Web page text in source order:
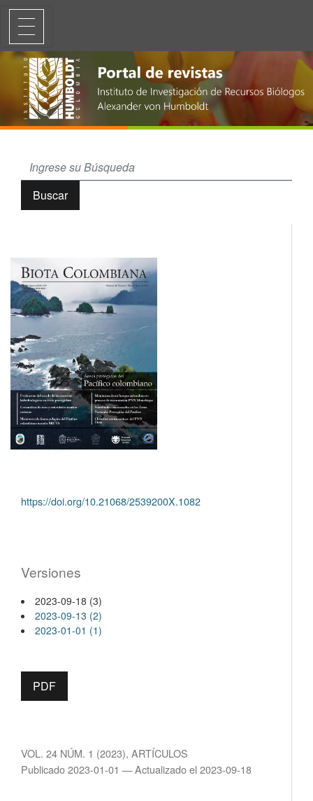
Geo-análisis de usos y actividades marino-costeras en dos
Buscar
https://doi.org/10.21068/2539200X.1082
VOL. 24 NÚM. 1 (2023), ARTÍCULOS
Publicado 2023-01-01 — Actualizado el 2023-09-18
Versiones
2023-09-18 (3)
2023-09-13 (2)
2023-01-01 (1)
PDF